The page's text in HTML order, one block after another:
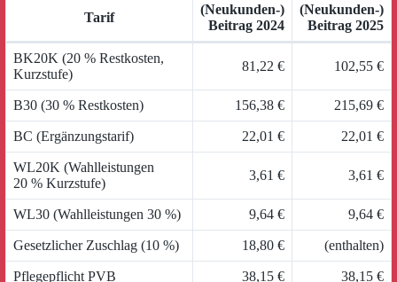
Tarif
(Neukunden-)
Beitrag 2024
(Neukunden-)
Beitrag 2025
BK20K (20 % Restkosten,
Kurzstufe)
81,22 € 102,55 €
B30 (30 % Restkosten) 156,38 € 215,69 €
BC (Ergänzungstarif) 22,01 € 22,01 €
WL20K (Wahlleistungen
20 % Kurzstufe)
3,61 € 3,61 €
WL30 (Wahlleistungen 30 %) 9,64 € 9,64 €
Gesetzlicher Zuschlag (10 %) 18,80 € (enthalten)
Pflegepflicht PVB 38,15 € 38,15 €